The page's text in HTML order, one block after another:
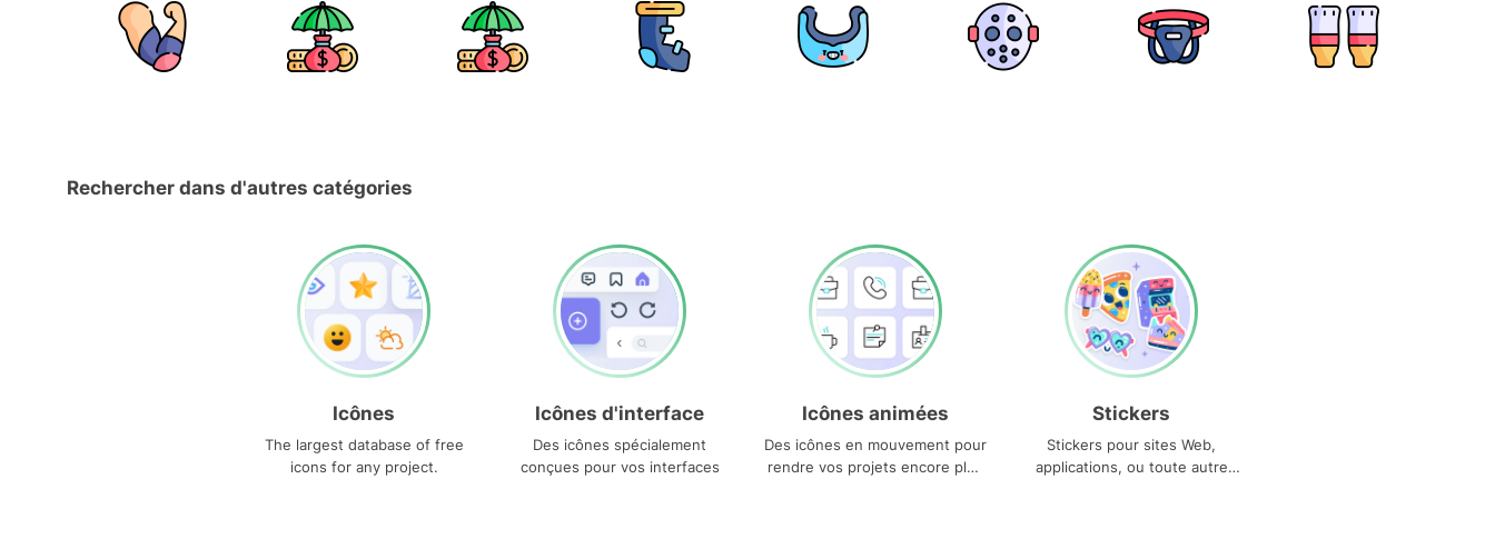
Rechercher dans d'autres catégories
Icônes
The largest database of free
icons for any project.
Icônes d'interface
Des icônes spécialement
conçues pour vos interfaces
Icônes animées
Des icônes en mouvement pour
rendre vos projets encore plus
Stickers
Stickers pour sites Web,
applications, ou toute autre